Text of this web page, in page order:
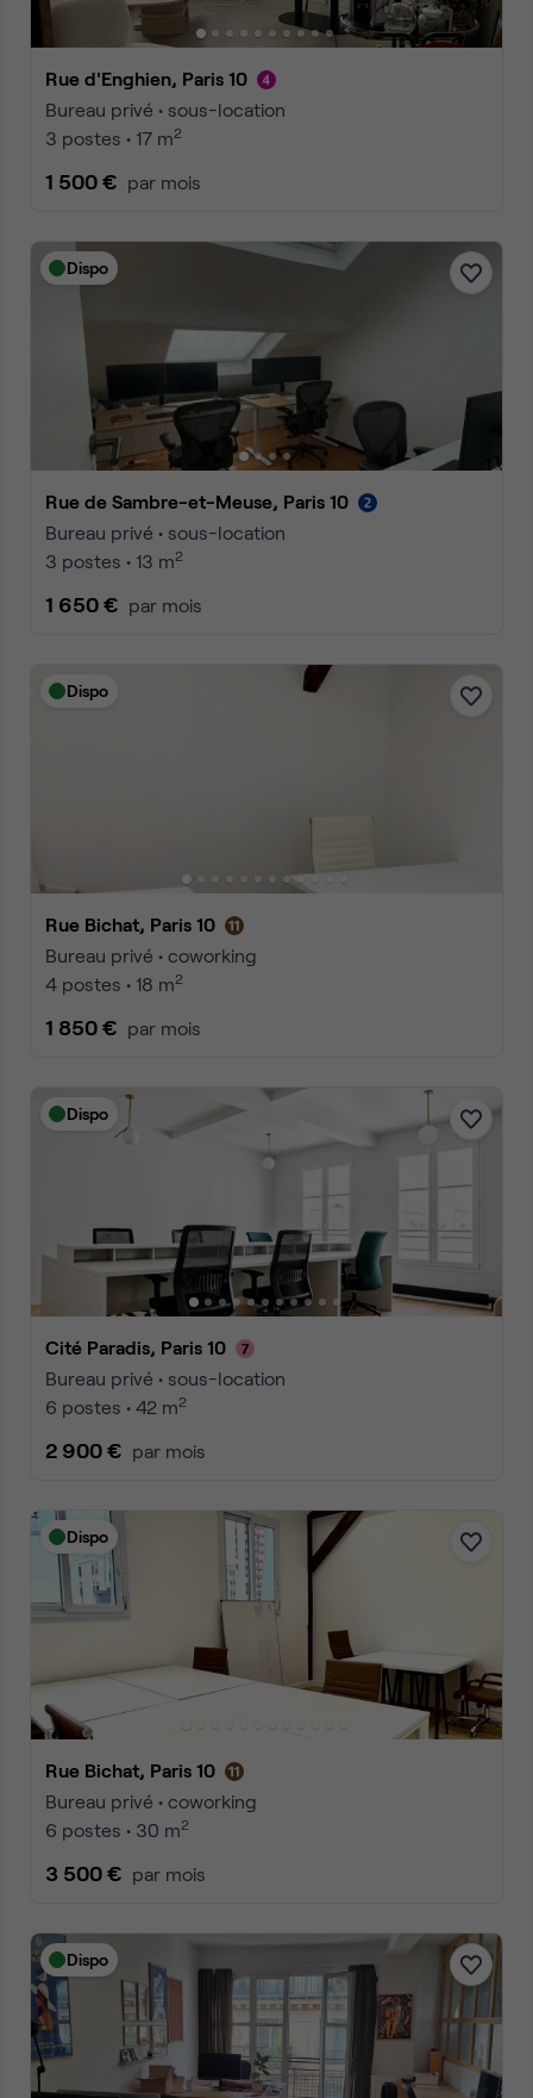
Rue d'Enghien, Paris 10
Bureau privé • sous-location
3 postes • 17 m2
1 500 € par mois
Dispo
Rue de Sambre-et-Meuse, Paris 10
Bureau privé • sous-location
3 postes • 13 m2
1 650 € par mois
Dispo
Rue Bichat, Paris 10
Bureau privé • coworking
4 postes • 18 m2
1 850 € par mois
Dispo
Cité Paradis, Paris 10
Bureau privé • sous-location
6 postes • 42 m2
2 900 € par mois
Dispo
Rue Bichat, Paris 10
Bureau privé • coworking
6 postes • 30 m2
3 500 € par mois
Dispo